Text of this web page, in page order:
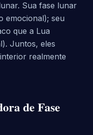
Sua fase lunar
emocional); seu
que a Lua
Juntos, eles
realmente
de Fase